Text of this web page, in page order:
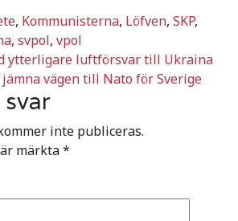
, Kommunisterna, Löfven, SKP,
, svpol, vpol
ytterligare luftförsvar till Ukraina
vägen till Nato för Sverige
inte publiceras.
märkta*